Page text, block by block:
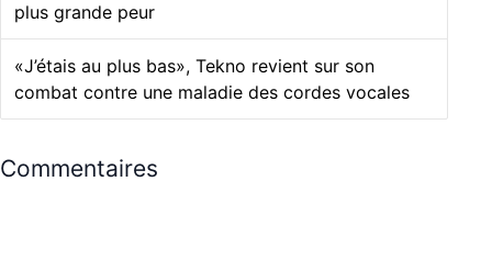
plus grande peur
«J’étais au plus bas», Tekno revient sur son
combat contre une maladie des cordes vocales
Commentaires